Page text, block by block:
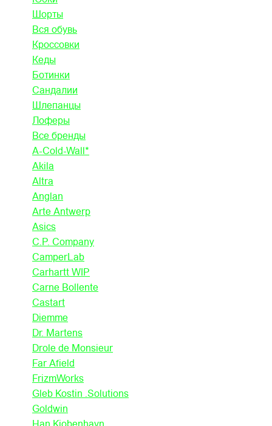
Шорты
Вся обувь
Кроссовки
Кеды
Ботинки
Сандалии
Шлепанцы
Лоферы
Все бренды
A-Cold-Wall*
Akila
Altra
Anglan
Arte Antwerp
Asics
C.P. Company
CamperLab
Carhartt WIP
Carne Bollente
Castart
Diemme
Dr. Martens
Drole de Monsieur
Far Afield
FrizmWorks
Gleb Kostin .Solutions
Goldwin